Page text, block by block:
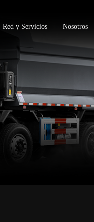
Red y Servicios Nosotros